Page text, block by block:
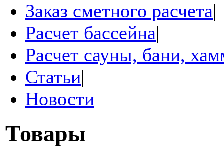
Заказ сметного расчета|
Расчет бассейна|
Расчет сауны, бани,
Статьи|
Новости
Товары